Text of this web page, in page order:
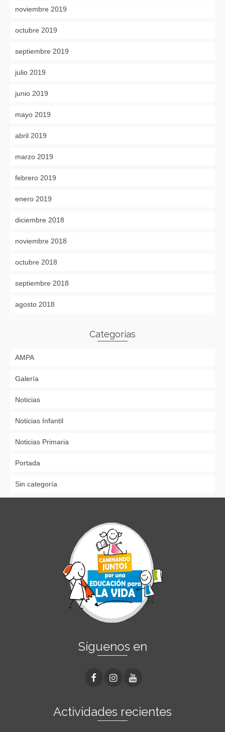
noviembre 2019
octubre 2019
septiembre 2019
julio 2019
junio 2019
mayo 2019
abril 2019
marzo 2019
febrero 2019
enero 2019
diciembre 2018
noviembre 2018
octubre 2018
septiembre 2018
agosto 2018
Categorías
AMPA
Galería
Noticias
Noticias Infantil
Noticias Primaria
Portada
Sin categoría
Síguenos en
Actividades recientes